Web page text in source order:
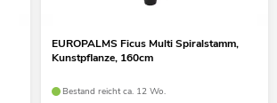
EUROPALMS Ficus Multi Spiralstamm,
Kunstpflanze, 160cm
Bestand reicht ca. 12 Wo.